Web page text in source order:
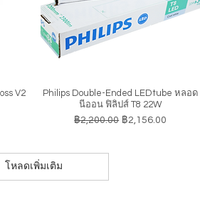
V2
ดูข้อมูลด่วน
Philips Double-Ended LEDtube หลอด
นีออน ฟิลิปส์ T8 22W
ราคาปกติ
฿2,200.00 ราคาขายลด
฿2,156.00
โหลดเพิ่มเติม